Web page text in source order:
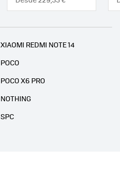
XIAOMI REDMI NOTE 14
POCO
POCO X6 PRO
NOTHING
SPC